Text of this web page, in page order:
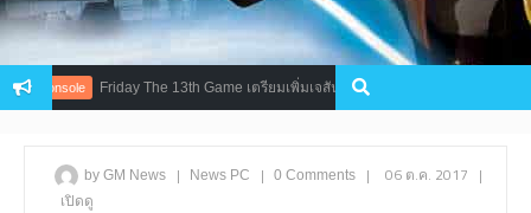
Console Friday The 13th Game เตรียมเพิ่มเจสันเวอร์ชั่นใหม่ เอาใจแฟนเกมสายเชือด
by GM News | News PC | 0 Comments | 06 ต.ค. 2017 |
เปิดดู